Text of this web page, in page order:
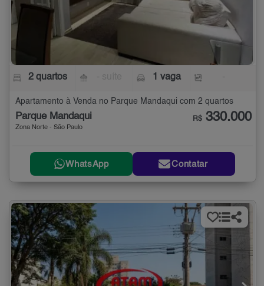
2 quartos 1 vaga
Apartamento à Venda no Parque Mandaqui com 2 quartos
Parque Mandaqui
Zona Norte - São Paulo
R$ 330.000
WhatsApp Contatar